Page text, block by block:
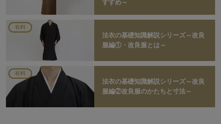
すすめ～
有料
法衣の基礎知識解説シリーズ～改良
服編①・改良服とは～
有料
法衣の基礎知識解説シリーズ～改良
服編②改良服のかたちと寸法～